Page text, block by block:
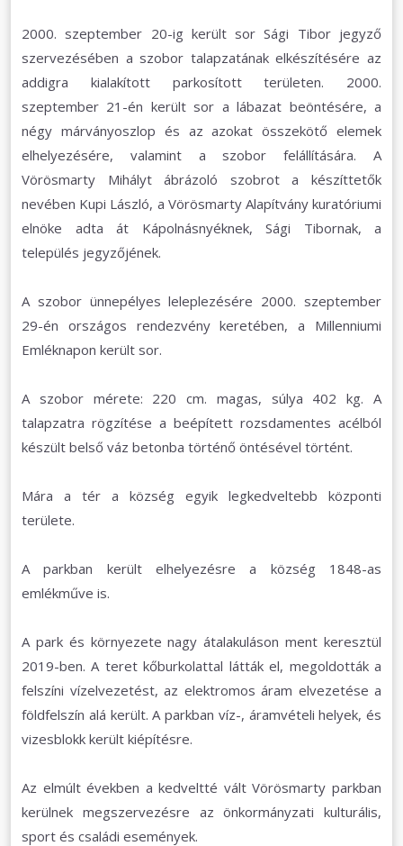
2000. szeptember 20-ig került sor Sági Tibor jegyző
szervezésében a szobor talapzatának elkészítésére az
addigra kialakított parkosított területen. 2000.
szeptember 21-én került sor a lábazat beöntésére, a
négy márványoszlop és az azokat összekötő elemek
elhelyezésére, valamint a szobor felállítására. A
Vörösmarty Mihályt ábrázoló szobrot a készíttetők
nevében Kupi László, a Vörösmarty Alapítvány kuratóriumi
elnöke adta át Kápolnásnyéknek, Sági Tibornak, a
település jegyzőjének.
A szobor ünnepélyes leleplezésére 2000. szeptember
29-én országos rendezvény keretében, a Millenniumi
Emléknapon került sor.
A szobor mérete: 220 cm. magas, súlya 402 kg. A
talapzatra rögzítése a beépített rozsdamentes acélból
készült belső váz betonba történő öntésével történt.
Mára a tér a község egyik legkedveltebb központi
területe.
A parkban került elhelyezésre a község 1848-as
emlékműve is.
A park és környezete nagy átalakuláson ment keresztül
2019-ben. A teret kőburkolattal látták el, megoldották a
felszíni vízelvezetést, az elektromos áram elvezetése a
földfelszín alá került. A parkban víz-, áramvételi helyek, és
vizesblokk került kiépítésre.
Az elmúlt években a kedveltté vált Vörösmarty parkban
kerülnek megszervezésre az önkormányzati kulturális,
sport és családi események.